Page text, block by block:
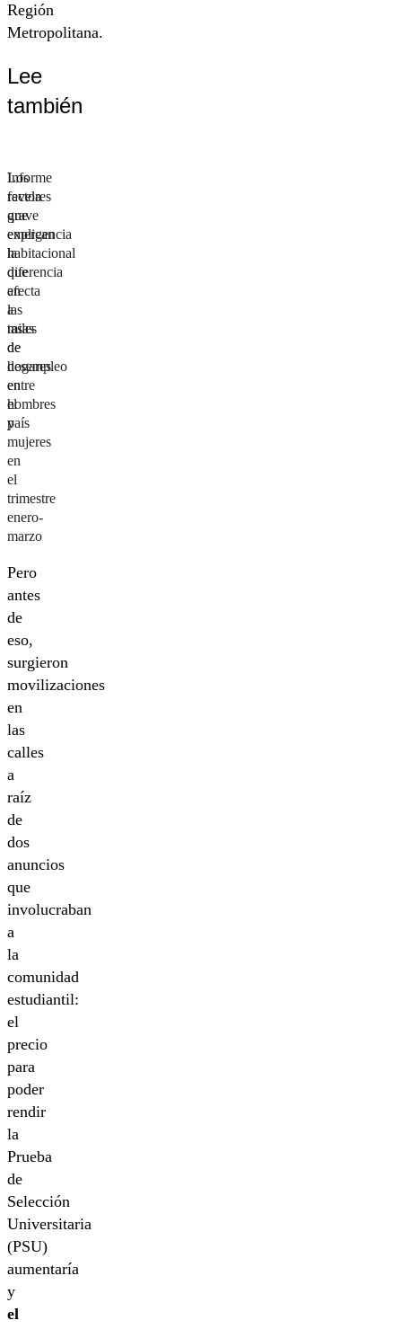
Región
Metropolitana.
Lee
también
Informe
revela
grave
emergencia
habitacional
que
afecta
a
miles
de
hogares
en
el
país
Los
factores
que
explican
la
diferencia
en
las
tasas
de
desempleo
entre
hombres
y
mujeres
en
el
trimestre
enero-
marzo
Pero
antes
de
eso,
surgieron
movilizaciones
en
las
calles
a
raíz
de
dos
anuncios
que
involucraban
a
la
comunidad
estudiantil:
el
precio
para
poder
rendir
la
Prueba
de
Selección
Universitaria
(PSU)
aumentaría
y
el